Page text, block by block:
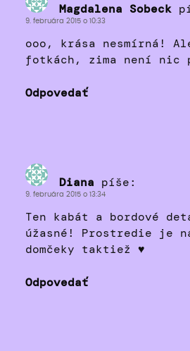
Magdalena Sobeck
9. februára 2015 o 10:33
ooo, krása nesmírná!
fotkách, zima není nic
Odpovedať
Diana píše:
9. februára 2015 o 13:34
Ten kabát a bordové
úžasné! Prostredie je
domčeky taktiež ♥
Odpovedať